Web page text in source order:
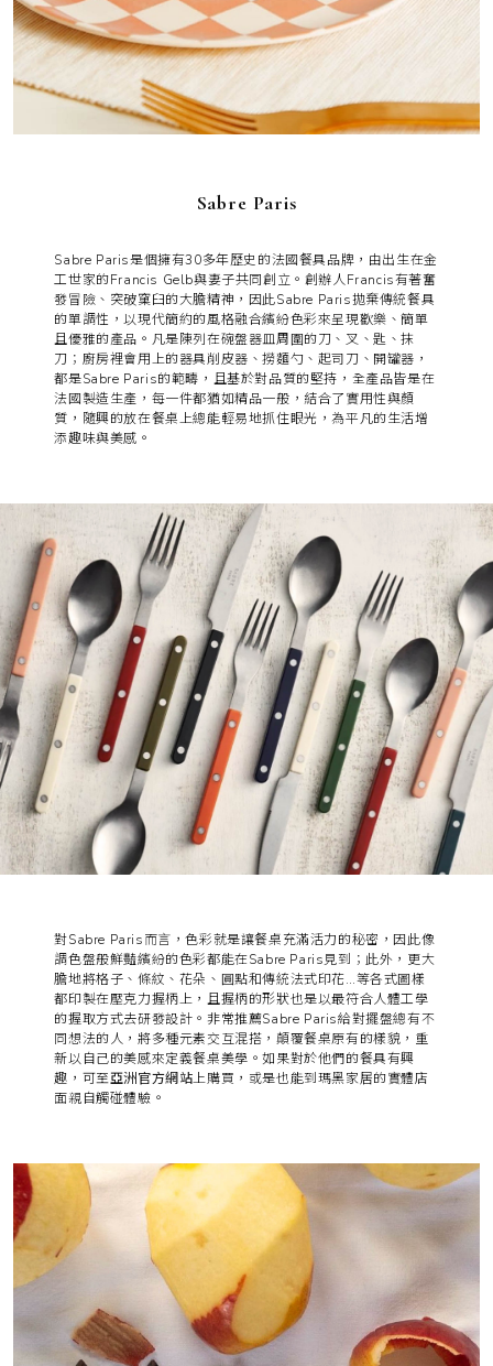
Sabre Paris
Sabre Paris是個擁有30多年歷史的法國餐具品牌，由出生在金
工世家的Francis Gelb與妻子共同創立。創辦人Francis有著奮
發冒險、突破窠臼的大膽精神，因此Sabre Paris拋棄傳統餐具
的單調性，以現代簡約的風格融合繽紛色彩來呈現歡樂、簡單
且優雅的產品。凡是陳列在碗盤器皿周圍的刀、叉、匙、抹
刀；廚房裡會用上的器具削皮器、撈麵勺、起司刀、開罐器，
都是Sabre Paris的範疇，且基於對品質的堅持，全產品皆是在
法國製造生產，每一件都猶如精品一般，結合了實用性與顏
質，隨興的放在餐桌上總能輕易地抓住眼光，為平凡的生活增
添趣味與美感。
對Sabre Paris而言，色彩就是讓餐桌充滿活力的秘密，因此像
調色盤般鮮豔繽紛的色彩都能在Sabre Paris見到；此外，更大
膽地將格子、條紋、花朵、圓點和傳統法式印花…等各式圖樣
都印製在壓克力握柄上，且握柄的形狀也是以最符合人體工學
的握取方式去研發設計。非常推薦Sabre Paris給對擺盤總有不
同想法的人，將多種元素交互混搭，顛覆餐桌原有的樣貌，重
新以自己的美感來定義餐桌美學。如果對於他們的餐具有興
趣，可至亞洲官方網站上購買，或是也能到瑪黑家居的實體店
面親自觸碰體驗。